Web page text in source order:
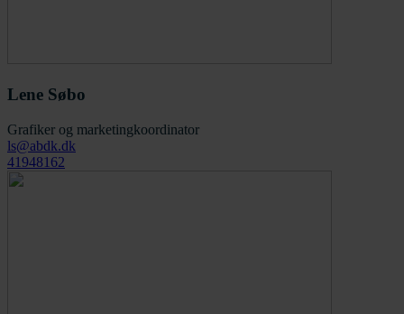
Lene Søbo
Grafiker og marketingkoordinator
ls@abdk.dk
41948162